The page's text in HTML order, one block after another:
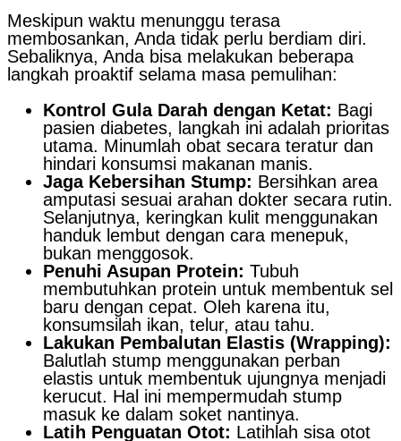
Meskipun waktu menunggu terasa
membosankan, Anda tidak perlu berdiam diri.
Sebaliknya, Anda bisa melakukan beberapa
langkah proaktif selama masa pemulihan:
Kontrol Gula Darah dengan Ketat: Bagi
pasien diabetes, langkah ini adalah prioritas
utama. Minumlah obat secara teratur dan
hindari konsumsi makanan manis.
Jaga Kebersihan Stump: Bersihkan area
amputasi sesuai arahan dokter secara rutin.
Selanjutnya, keringkan kulit menggunakan
handuk lembut dengan cara menepuk,
bukan menggosok.
Penuhi Asupan Protein: Tubuh
membutuhkan protein untuk membentuk sel
baru dengan cepat. Oleh karena itu,
konsumsilah ikan, telur, atau tahu.
Lakukan Pembalutan Elastis (Wrapping):
Balutlah stump menggunakan perban
elastis untuk membentuk ujungnya menjadi
kerucut. Hal ini mempermudah stump
masuk ke dalam soket nantinya.
Latih Penguatan Otot: Latihlah sisa otot